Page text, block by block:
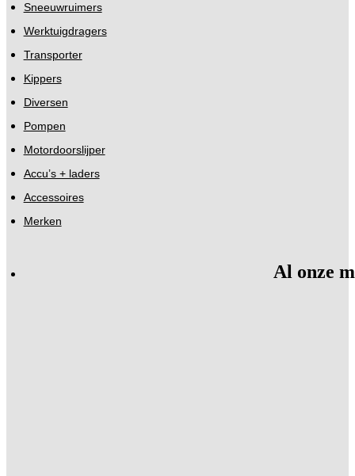
Sneeuwruimers
Werktuigdragers
Transporter
Kippers
Diversen
Pompen
Motordoorslijper
Accu’s + laders
Accessoires
Merken
Al onze